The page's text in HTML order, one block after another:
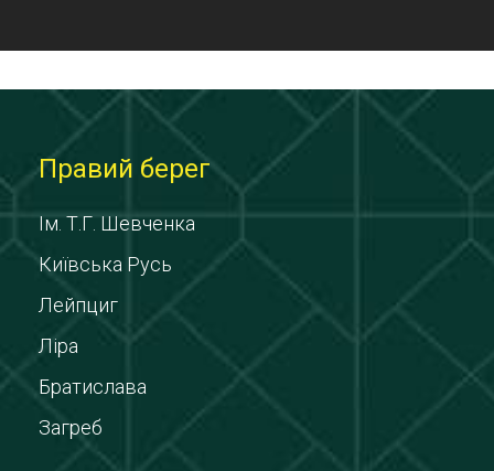
Правий берег
Ім. Т.Г. Шевченка
Київська Русь
Лейпциг
Ліра
Братислава
Загреб